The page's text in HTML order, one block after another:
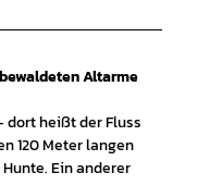
Altarme
dort heißt der Fluss
120 Meter langen
Ein anderer